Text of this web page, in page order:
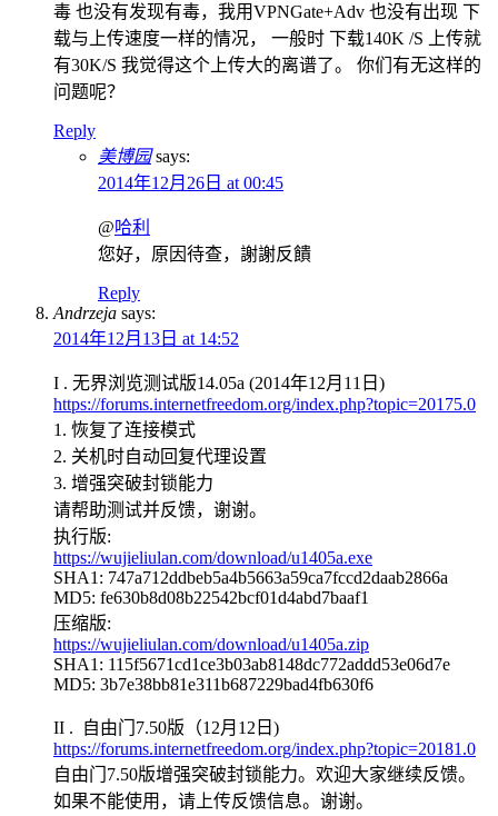
毒 也没有发现有毒，我用VPNGate+Adv 也没有出现 下
载与上传速度一样的情况， 一般时 下载140K /S 上传就
有30K/S 我觉得这个上传大的离谱了。 你们有无这样的
问题呢？
Reply
美博园 says:
2014年12月26日 at 00:45
@哈利
您好，原因待查，謝謝反饋
Reply
Andrzeja says:
2014年12月13日 at 14:52
I . 无界浏览测试版14.05a (2014年12月11日)
https://forums.internetfreedom.org/index.php?topic=20175.0
1. 恢复了连接模式
2. 关机时自动回复代理设置
3. 增强突破封锁能力
请帮助测试并反馈，谢谢。
执行版:
https://wujieliulan.com/download/u1405a.exe
SHA1: 747a712ddbeb5a4b5663a59ca7fccd2daab2866a
MD5: fe630b8d08b22542bcf01d4abd7baaf1
压缩版:
https://wujieliulan.com/download/u1405a.zip
SHA1: 115f5671cd1ce3b03ab8148dc772addd53e06d7e
MD5: 3b7e38bb81e311b687229bad4fb630f6
II . 自由门7.50版（12月12日)
https://forums.internetfreedom.org/index.php?topic=20181.0
自由门7.50版增强突破封锁能力。欢迎大家继续反馈。
如果不能使用，请上传反馈信息。谢谢。